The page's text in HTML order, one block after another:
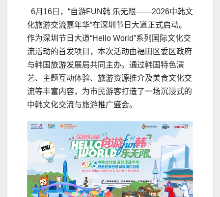
6月16日，“自游FUN韩 乐无限——2026中韩文
化旅游交流嘉年华”在深圳节日大道正式启动。
作为深圳节日大道“Hello World”系列国际文化交
流活动的首发项目，本次活动由福田区委区政府
与韩国旅游发展局共同主办。通过韩国特色演
艺、主题互动体验、旅游资源推介及美食文化交
流等丰富内容，为市民游客打造了一场沉浸式的
中韩文化交流与旅游推广盛会。